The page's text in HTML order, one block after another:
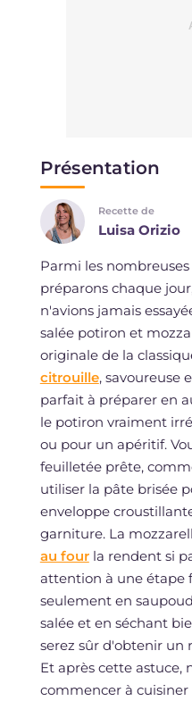
Présentation
Recette de
Luisa Orizio
Parmi les
préparons chaque
n'avions jamais
salée potiron et
originale de la
citrouille, savoureuse
parfait à préparer en
le potiron vraiment
ou pour un apéritif.
feuilletée prête,
utiliser la pâte brisée
enveloppe
garniture. La
au fourla rendent si
attention à une étape
seulement en
salée et en séchant
serez sûr d'obtenir un
Et après cette astuce,
commencer à cuisiner